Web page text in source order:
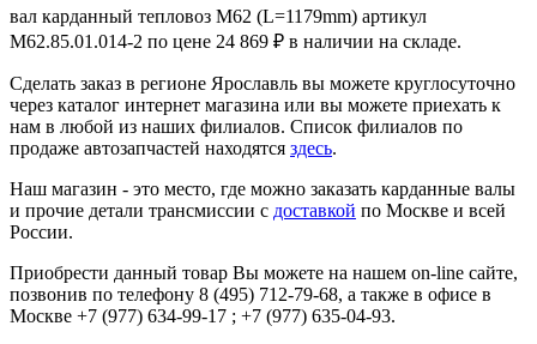
вал карданный тепловоз М62 (L=1179mm) артикул
М62.85.01.014-2 по цене 24 869 ₽ в наличии на складе.
Сделать заказ в регионе Ярославль вы можете круглосуточно
через каталог интернет магазина или вы можете приехать к
нам в любой из наших филиалов. Список филиалов по
продаже автозапчастей находятся здесь.
Наш магазин - это место, где можно заказать карданные валы
и прочие детали трансмиссии с доставкой по Москве и всей
России.
Приобрести данный товар Вы можете на нашем on-line сайте,
позвонив по телефону 8 (495) 712-79-68, а также в офисе в
Москве +7 (977) 634-99-17 ; +7 (977) 635-04-93.